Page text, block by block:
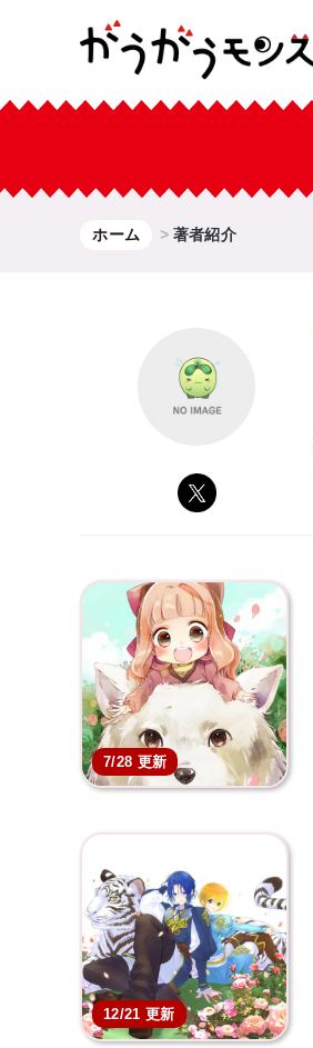
ホーム 著者紹介
7/28 更新
12/21 更新